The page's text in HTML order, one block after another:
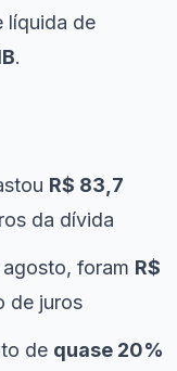
líquida de
.
R$ 83,7
da dívida
agosto, foram R$
de juros
de quase 20%